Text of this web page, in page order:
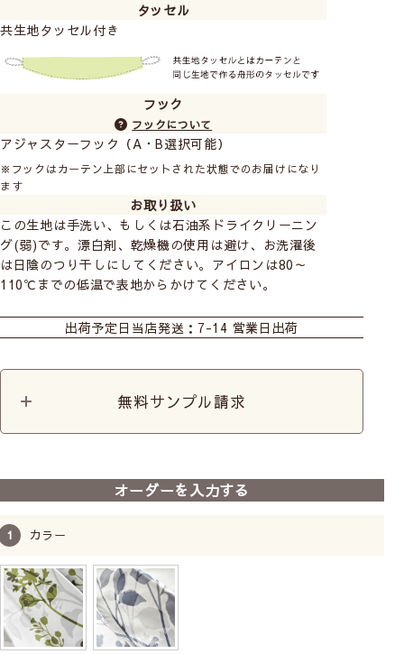
タッセル
共生地タッセル付き
フック
フックについて
アジャスターフック（A・B選択可能）
※フックはカーテン上部にセットされた状態でのお届けになり
ます
お取り扱い
この生地は手洗い、もしくは石油系ドライクリーニン
グ(弱)です。漂白剤、乾燥機の使用は避け、お洗濯後
は日陰のつり干しにしてください。アイロンは80～
110℃までの低温で表地からかけてください。
出荷予定日 当店発送：7-14 営業日出荷
無料サンプル請求
オーダーを入力する
カラー